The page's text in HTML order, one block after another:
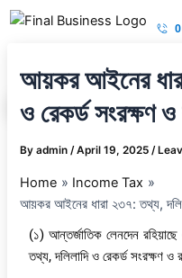
Skip
আয়কর আইনের
ও রেকর্ড সংরক্ষণ ও
Byadmin /April 19, 2025 /
Home
Income Tax
আয়কর আইনের ধারা ২৩৭: তথ্য,
(১) আন্তর্জাতিক লেনদেন রহিয়াছে
তথ্য, দলিলাদি ও রেকর্ড সংরক্ষণ ও